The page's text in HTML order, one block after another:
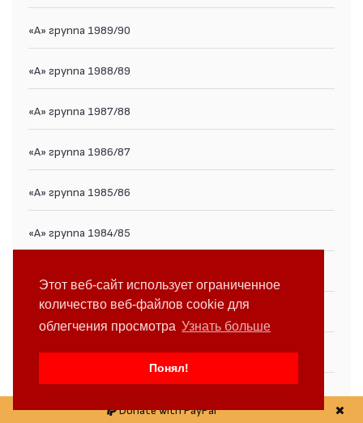
Этот веб-сайт использует ограниченное
количество веб-файлов cookie для
облегчения просмотра Узнать больше
Понял!
«А» группа 1989/90
«А» группа 1988/89
«А» группа 1987/88
«А» группа 1986/87
«А» группа 1985/86
«А» группа 1984/85
«А» группа 1982/83
«А» группа 1981/82
Donate with PayPal